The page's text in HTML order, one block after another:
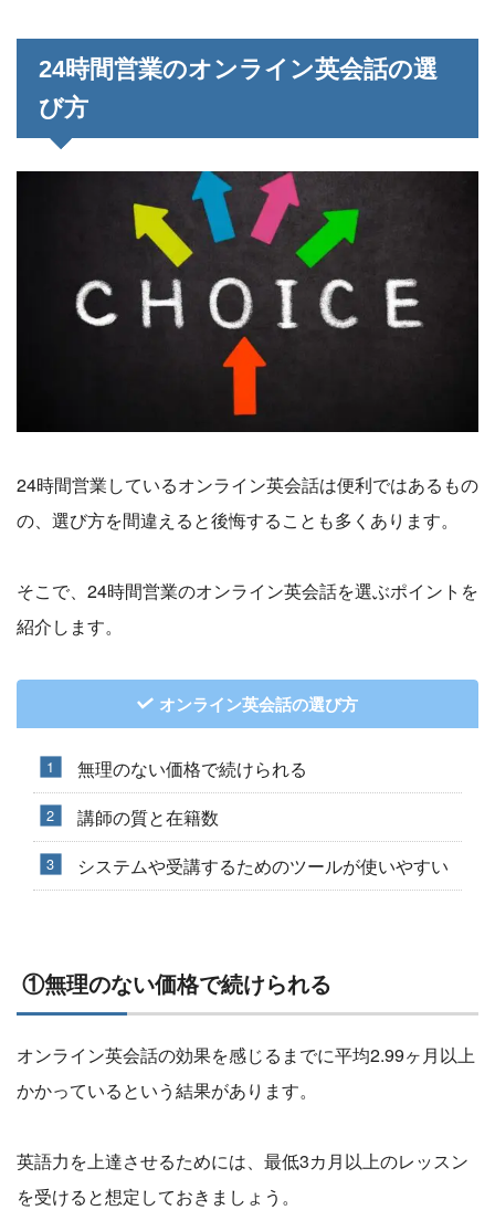
24時間営業のオンライン英会話の選
び方
24時間営業しているオンライン英会話は便利ではあるもの
の、選び方を間違えると後悔することも多くあります。
そこで、24時間営業のオンライン英会話を選ぶポイントを
紹介します。
オンライン英会話の選び方
無理のない価格で続けられる
講師の質と在籍数
システムや受講するためのツールが使いやすい
①無理のない価格で続けられる
オンライン英会話の効果を感じるまでに平均2.99ヶ月以上
かかっているという結果があります。
英語力を上達させるためには、最低3カ月以上のレッスン
を受けると想定しておきましょう。